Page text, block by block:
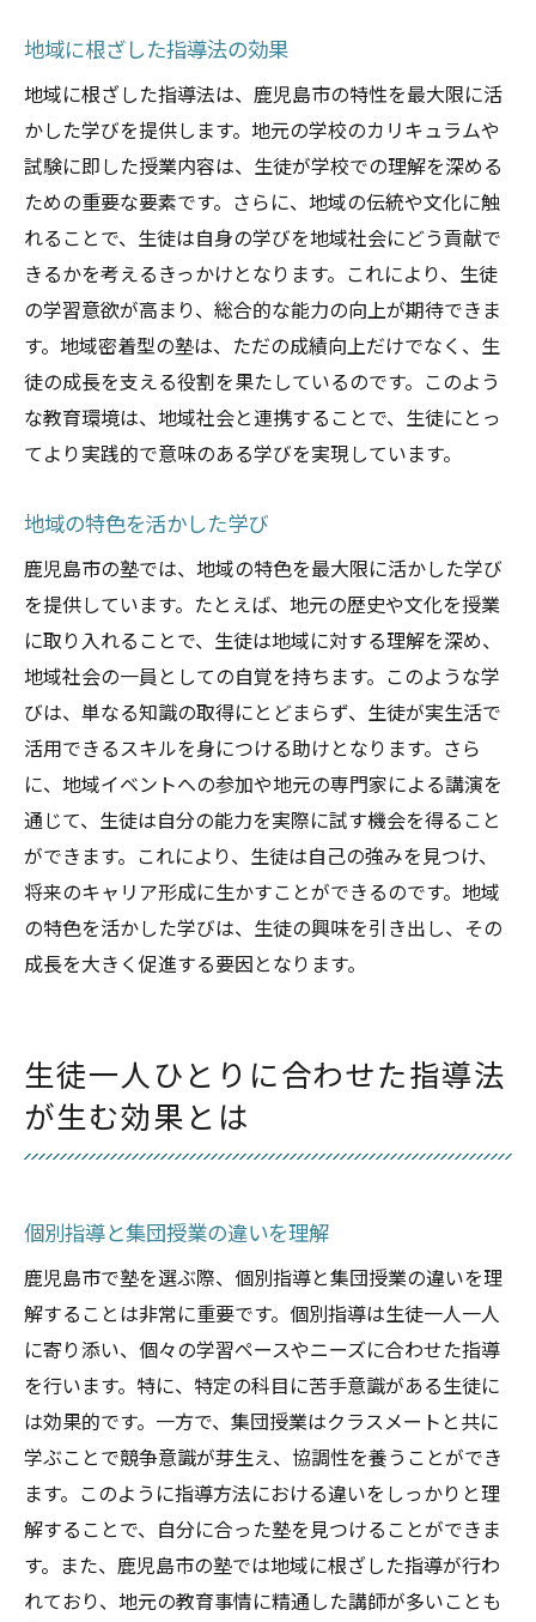
地域に根ざした指導法の効果
地域に根ざした指導法は、鹿児島市の特性を最大限に活
かした学びを提供します。地元の学校のカリキュラムや
試験に即した授業内容は、生徒が学校での理解を深める
ための重要な要素です。さらに、地域の伝統や文化に触
れることで、生徒は自身の学びを地域社会にどう貢献で
きるかを考えるきっかけとなります。これにより、生徒
の学習意欲が高まり、総合的な能力の向上が期待できま
す。地域密着型の塾は、ただの成績向上だけでなく、生
徒の成長を支える役割を果たしているのです。このよう
な教育環境は、地域社会と連携することで、生徒にとっ
てより実践的で意味のある学びを実現しています。
地域の特色を活かした学び
鹿児島市の塾では、地域の特色を最大限に活かした学び
を提供しています。たとえば、地元の歴史や文化を授業
に取り入れることで、生徒は地域に対する理解を深め、
地域社会の一員としての自覚を持ちます。このような学
びは、単なる知識の取得にとどまらず、生徒が実生活で
活用できるスキルを身につける助けとなります。さら
に、地域イベントへの参加や地元の専門家による講演を
通じて、生徒は自分の能力を実際に試す機会を得ること
ができます。これにより、生徒は自己の強みを見つけ、
将来のキャリア形成に生かすことができるのです。地域
の特色を活かした学びは、生徒の興味を引き出し、その
成長を大きく促進する要因となります。
生徒一人ひとりに合わせた指導法
が生む効果とは
個別指導と集団授業の違いを理解
鹿児島市で塾を選ぶ際、個別指導と集団授業の違いを理
解することは非常に重要です。個別指導は生徒一人一人
に寄り添い、個々の学習ペースやニーズに合わせた指導
を行います。特に、特定の科目に苦手意識がある生徒に
は効果的です。一方で、集団授業はクラスメートと共に
学ぶことで競争意識が芽生え、協調性を養うことができ
ます。このように指導方法における違いをしっかりと理
解することで、自分に合った塾を見つけることができま
す。また、鹿児島市の塾では地域に根ざした指導が行わ
れており、地元の教育事情に精通した講師が多いことも